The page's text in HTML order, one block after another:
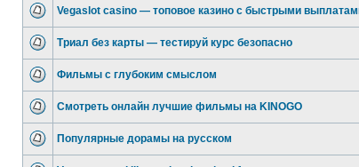
Vegaslot casino — топовое казино с быстрыми
Триал без карты — тестируй курс безопасно
Фильмы с глубоким смыслом
Смотреть онлайн лучшие фильмы на KINOGO
Популярные дорамы на русском